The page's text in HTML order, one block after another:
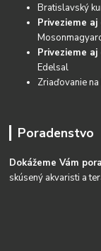
Bratislavský
Privezieme
Privezieme
Edelsal
Zriaďovanie
Poradenstvo
Dokážeme Vám
skúsený akvaristi a